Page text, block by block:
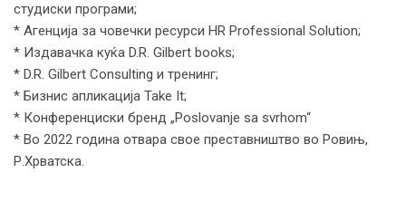
студиски програми;
* Агенција за човечки ресурси HR Professional Solution;
* Издавачка куќа D.R. Gilbert books;
* D.R. Gilbert Consulting и тренинг;
* Бизнис апликација Take It;
* Конференциски бренд „Poslovanje sa svrhom“
* Во 2022 година отвара свое преставништво во Ровињ,
Р.Хрватска.